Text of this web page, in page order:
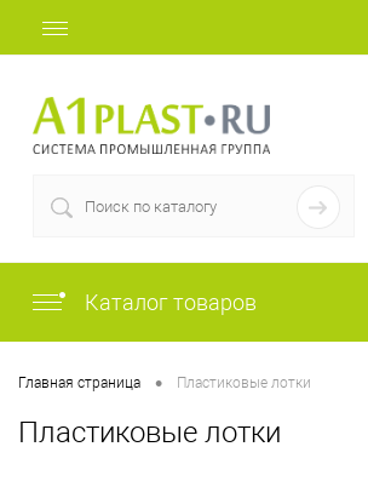
Каталог товаров
Главная страница • Пластиковые лотки
Пластиковые лотки